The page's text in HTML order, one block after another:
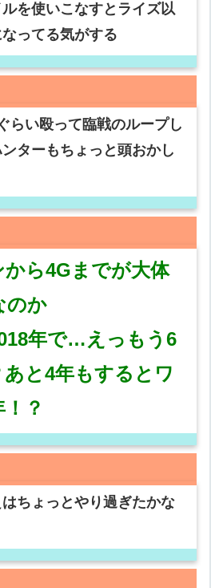
を使いこなすとライズ以
ってる気がする
らい殴って臨戦のループし
ターもちょっと頭おかし
ら4Gまでが大体
のか
年で…えっもう6
と4年もするとワ
？
ちょっとやり過ぎたかな